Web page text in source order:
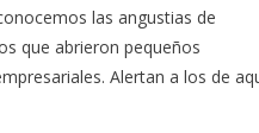
las angustias de
que abrieron pequeños
Alertan a los de